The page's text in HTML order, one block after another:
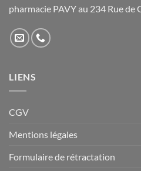
pharmacie PAVY au 234 Rue
LIENS
CGV
Mentions légales
Formulaire de rétractation